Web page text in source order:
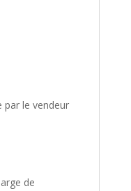
par le vendeur
de